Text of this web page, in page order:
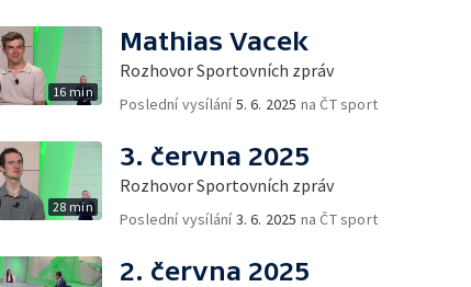
16 min
Mathias Vacek
Rozhovor Sportovních zpráv
Poslední vysílání5. 6. 2025 na ČT sport
28 min
3. června 2025
Rozhovor Sportovních zpráv
Poslední vysílání3. 6. 2025 na ČT sport
2. června 2025